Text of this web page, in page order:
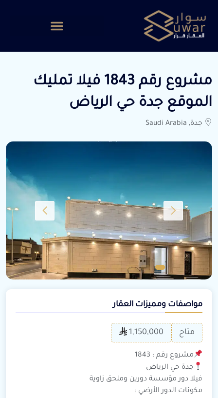
مشروع رقم 1843 فيلا تمليك
الموقع جدة حي الرياض
جدة, Saudi Arabia
مواصفات ومميزات العقار
متاح 1,150,000
مشروع رقم : 1843
جدة حي الرياض
فيلا دور مؤسسة دورين وملحق زاوية
مكونات الدور الأرضي :